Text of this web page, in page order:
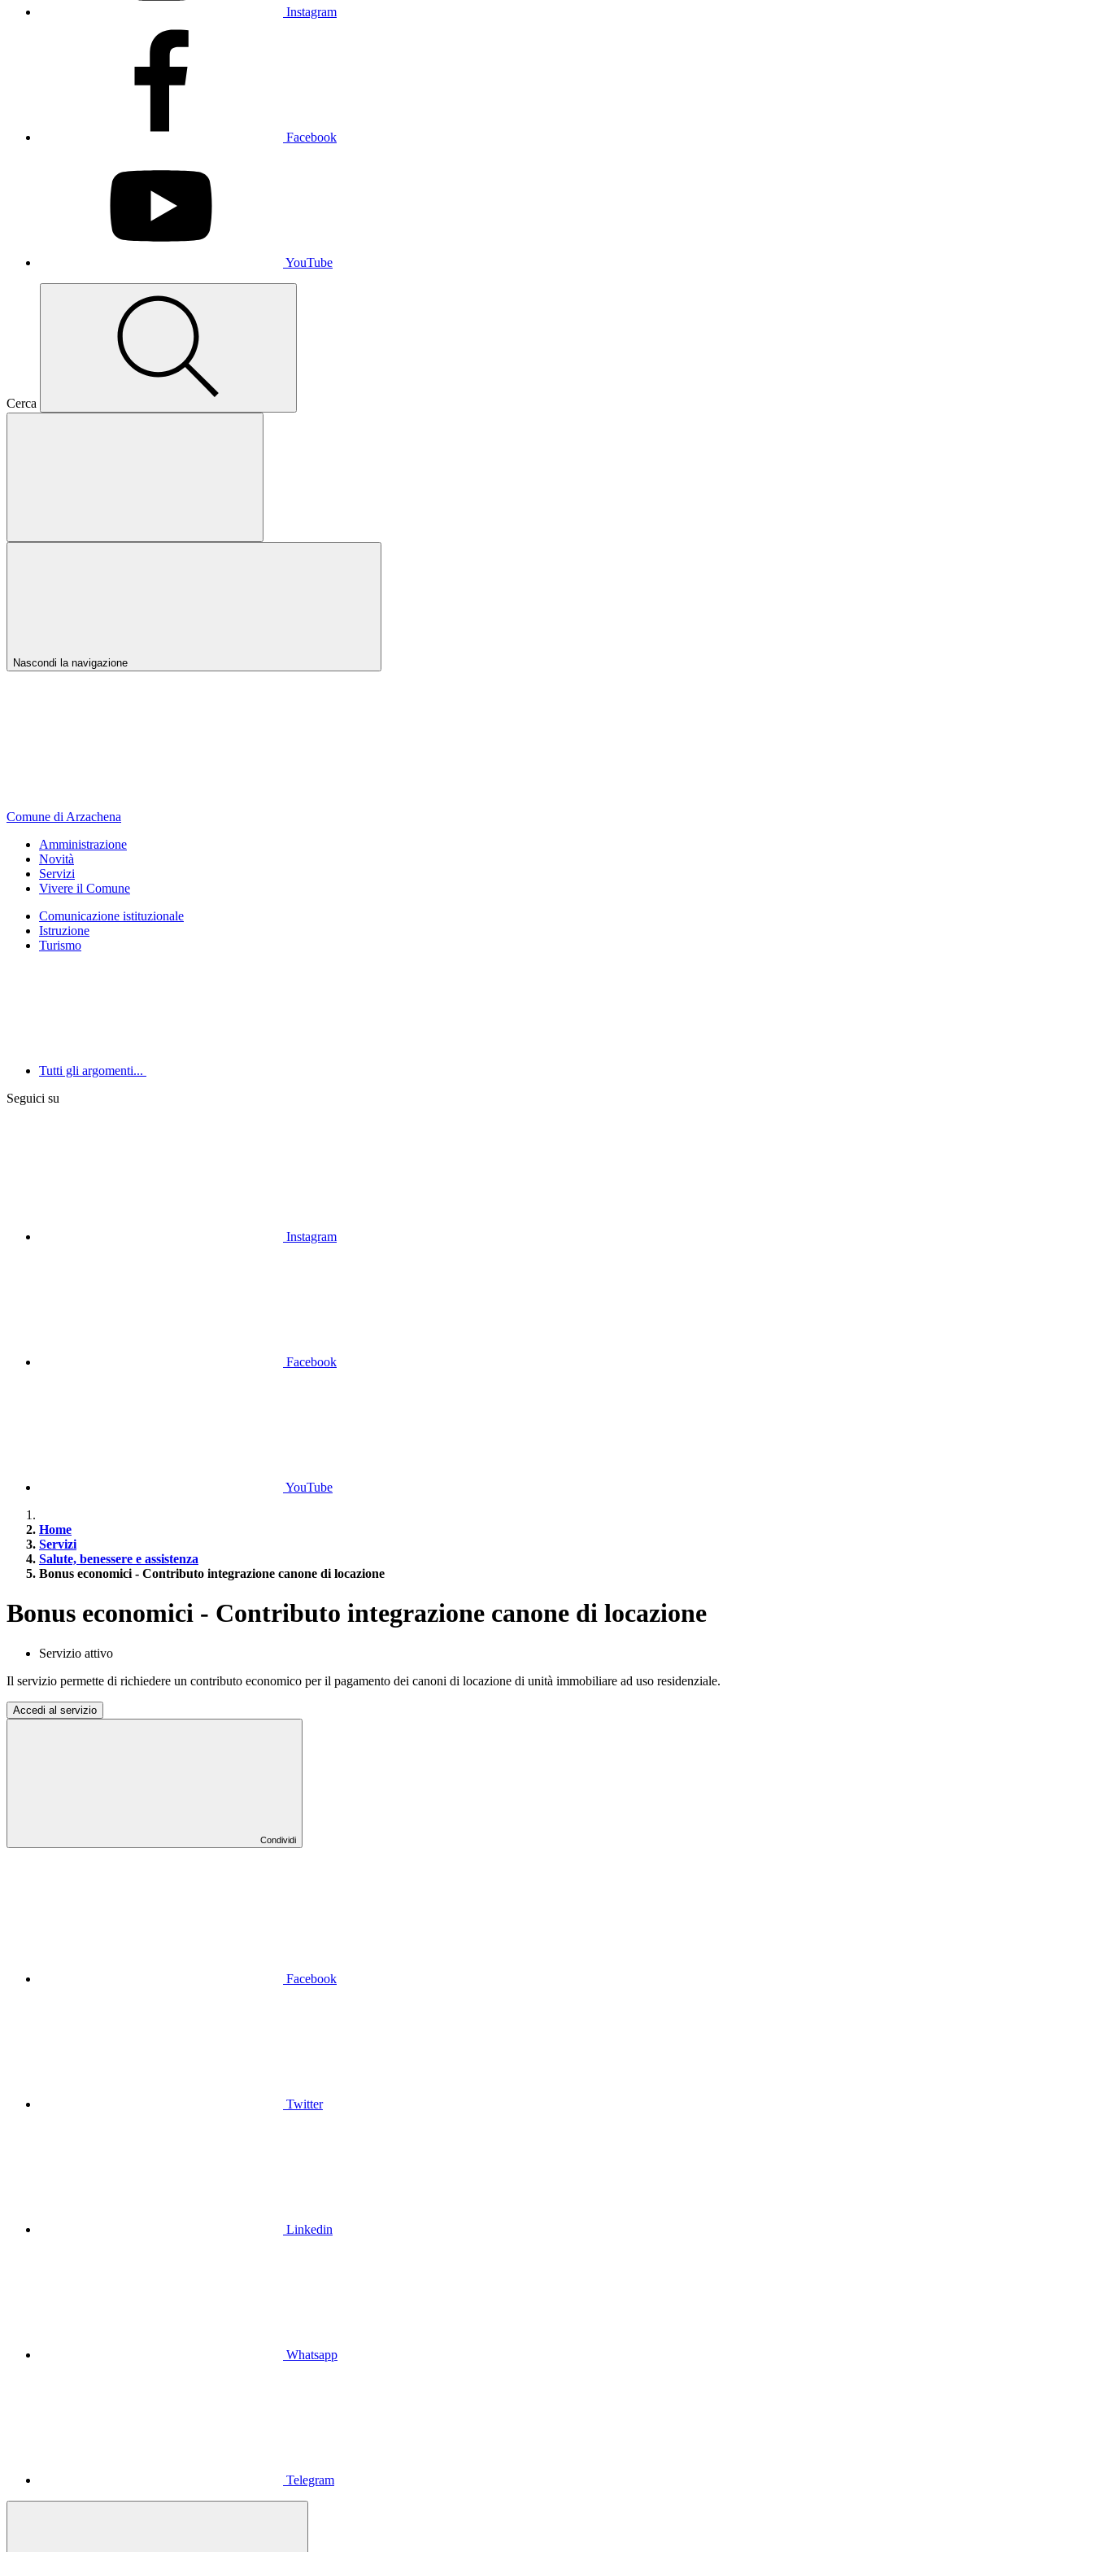
Instagram
Facebook
YouTube
Cerca
Nascondi la navigazione
Comune di Arzachena
Amministrazione
Novità
Servizi
Vivere il Comune
Comunicazione istituzionale
Istruzione
Turismo
Tutti gli argomenti...
Seguici su
Instagram
Facebook
YouTube
Home
Servizi
Salute, benessere e assistenza
Bonus economici - Contributo integrazione canone di locazione
Bonus economici - Contributo integrazione canone di locazione
Servizio attivo
Il servizio permette di richiedere un contributo economico per il pagamento dei canoni di locazione di unità immobiliare ad uso residenziale.
Accedi al servizio
Condividi
Facebook
Twitter
Linkedin
Whatsapp
Telegram